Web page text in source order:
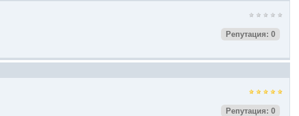
Репутация: 0
Репутация: 0